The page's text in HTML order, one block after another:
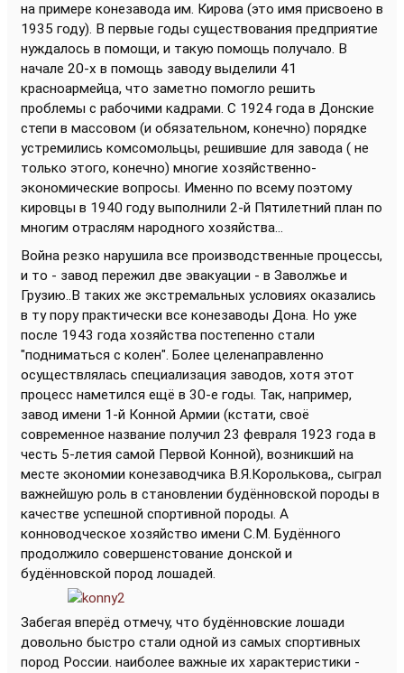
на примере конезавода им. Кирова (это имя присвоено в
1935 году). В первые годы существования предприятие
нуждалось в помощи, и такую помощь получало. В
начале 20-х в помощь заводу выделили 41
красноармейца, что заметно помогло решить
проблемы с рабочими кадрами. С 1924 года в Донские
степи в массовом (и обязательном, конечно) порядке
устремились комсомольцы, решившие для завода ( не
только этого, конечно) многие хозяйственно-
экономические вопросы. Именно по всему поэтому
кировцы в 1940 году выполнили 2-й Пятилетний план по
многим отраслям народного хозяйства...
Война резко нарушила все производственные процессы,
и то - завод пережил две эвакуации - в Заволжье и
Грузию..В таких же экстремальных условиях оказались
в ту пору практически все конезаводы Дона. Но уже
после 1943 года хозяйства постепенно стали
"подниматься с колен". Более целенаправленно
осуществлялась специализация заводов, хотя этот
процесс наметился ещё в 30-е годы. Так, например,
завод имени 1-й Конной Армии (кстати, своё
современное название получил 23 февраля 1923 года в
честь 5-летия самой Первой Конной), возникший на
месте экономии конезаводчика В.Я.Королькова,, сыграл
важнейшую роль в становлении будённовской породы в
качестве успешной спортивной породы. А
конноводческое хозяйство имени С.М. Будённого
продолжило совершенстование донской и
будённовской пород лошадей.
Забегая вперёд отмечу, что будённовские лошади
довольно быстро стали одной из самых спортивных
пород России. наиболее важные их характеристики -